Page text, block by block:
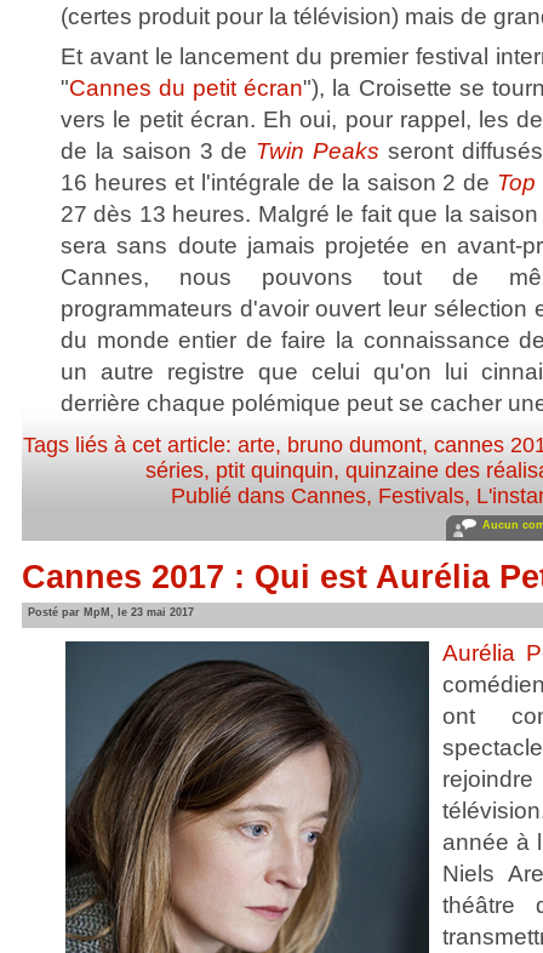
(certes produit pour la télévision) mais de
Et avant le lancement du premier festival
"Cannes du petit écran"), la Croisette se
vers le petit écran. Eh oui, pour rappel, les
de la saison 3 de Twin Peaks seront
16 heures et l'intégrale de la saison 2 de
27 dès 13 heures. Malgré le fait que la
sera sans doute jamais projetée en avant-
Cannes, nous pouvons tout de
programmateurs d'avoir ouvert leur sélection
du monde entier de faire la connaissance
un autre registre que celui qu'on lui
derrière chaque polémique peut se cacher
Tags liés à cet article: arte, bruno dumont, cannes
séries, ptit quinquin, quinzaine des
Publié dans Cannes, Festivals,
Aucun
Cannes 2017 : Qui est Aurélia
Posté par MpM, le 23 mai 2017
Aurélia
ont
année à
Niels
théâtre